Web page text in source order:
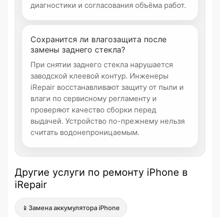
диагностики и согласования объёма работ.
Сохранится ли влагозащита после
замены заднего стекла?
При снятии заднего стекла нарушается
заводской клеевой контур. Инженеры
iRepair восстанавливают защиту от пыли и
влаги по сервисному регламенту и
проверяют качество сборки перед
выдачей. Устройство по-прежнему нельзя
считать водонепроницаемым.
Другие услуги по ремонту iPhone в
iRepair
📱 Замена аккумулятора iPhone